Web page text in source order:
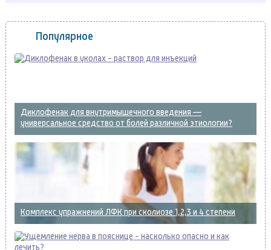
Популярное
Диклофенак для внутримышечного введения —
универсальное средство от болей различной этиологии?
Комплекс упражнений ЛФК при сколиозе 1,2,3 и 4 степени